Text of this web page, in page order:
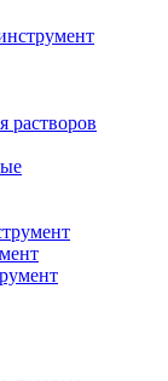
растворов